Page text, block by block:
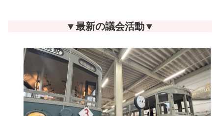
▼最新の議会活動▼